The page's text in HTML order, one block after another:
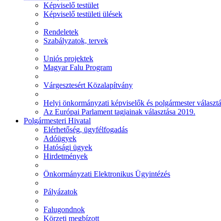
Képviselő testület
Képviselő testületi ülések
Rendeletek
Szabályzatok, tervek
Uniós projektek
Magyar Falu Program
Várgesztesért Közalapítvány
Helyi önkormányzati képviselők és polgármester
Az Európai Parlament tagjainak választása 2019.
Polgármesteri Hivatal
Elérhetőség, ügyfélfogadás
Adóügyek
Hatósági ügyek
Hirdetmények
Önkormányzati Elektronikus Ügyintézés
Pályázatok
Falugondnok
Körzeti megbízott